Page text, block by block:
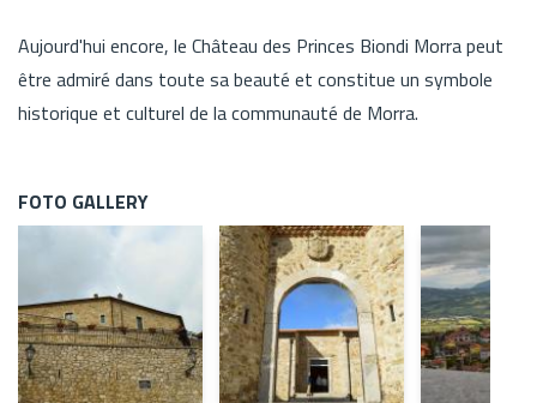
Aujourd'hui encore, le Château des Princes Biondi Morra peut
être admiré dans toute sa beauté et constitue un symbole
historique et culturel de la communauté de Morra.
FOTO GALLERY